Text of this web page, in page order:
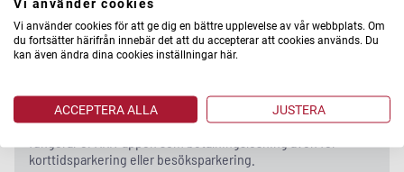
Besöksparkering och korttidsparkering i våra
För dig som bara vill parkera en kortare stund i våra områden
korttidsparkering eller besöksparkering.
Vi använder cookies för att ge dig en bättre upplevelse av vår webbplats. Om
du fortsätter härifrån innebär det att du accepterar att cookies används. Du
kan även ändra dina cookies inställningar här.
ACCEPTERA ALLA JUSTERA